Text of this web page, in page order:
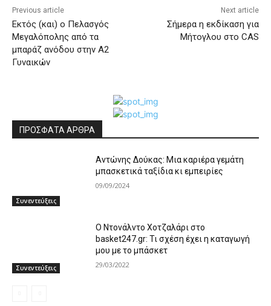
Previous article
Εκτός (και) ο Πελασγός
Μεγαλόπολης από τα
μπαράζ ανόδου στην Α2
Γυναικών
Next article
Σήμερα η εκδίκαση για
Μήτογλου στο CAS
ΠΡΟΣΦΑΤΑ ΑΡΘΡΑ
Συνεντεύξεις
Αντώνης Δούκας: Μια καριέρα γεμάτη
μπασκετικά ταξίδια κι εμπειρίες
09/09/2024
Συνεντεύξεις
Ο Ντονάλντο Χοτζαλάρι στο
basket247.gr: Τι σχέση έχει η καταγωγή
μου με το μπάσκετ
29/03/2022